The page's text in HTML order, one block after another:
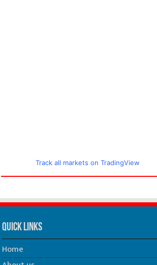
Track all markets on TradingView
Quick Links
Home